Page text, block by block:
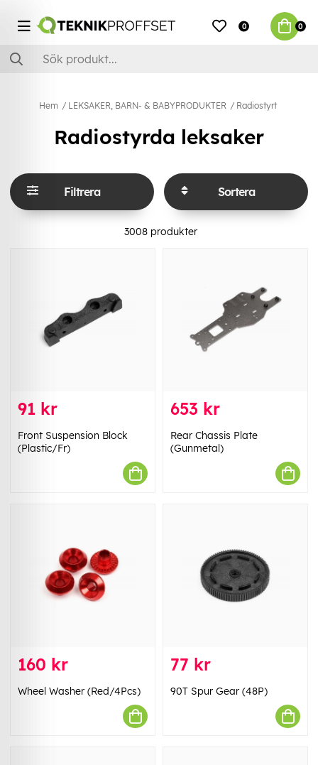
0 0
Hem LEKSAKER, BARN- & BABYPRODUKTER Radiostyrt
Radiostyrda leksaker
Filtrera Sortera
3008produkter
91 kr
Front Suspension Block
(Plastic/Fr)
653 kr
Rear Chassis Plate
(Gunmetal)
160 kr
Wheel Washer (Red/4Pcs)
77 kr
90T Spur Gear (48P)